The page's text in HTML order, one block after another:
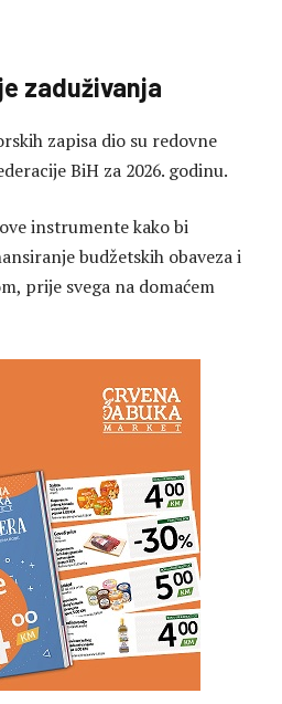
zaduživanja
zapisa dio su redovne
BiH za 2026. godinu.
instrumente kako bi
budžetskih obaveza i
prije svega na domaćem